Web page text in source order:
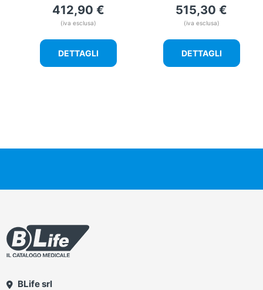
412,90 €
(iva esclusa)
DETTAGLI
515,30 €
(iva esclusa)
DETTAGLI
BLife srl